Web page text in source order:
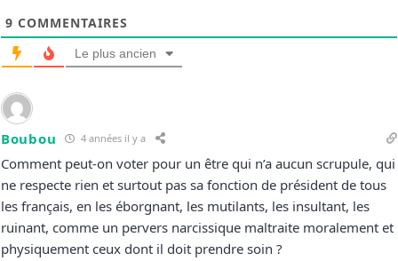
9 COMMENTAIRES
Le plus ancien
Boubou 4 années il y a
Comment peut-on voter pour un être qui n’a aucun scrupule, qui
ne respecte rien et surtout pas sa fonction de président de tous
les français, en les éborgnant, les mutilants, les insultant, les
ruinant, comme un pervers narcissique maltraite moralement et
physiquement ceux dont il doit prendre soin ?